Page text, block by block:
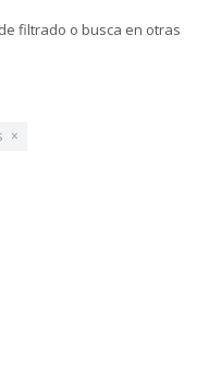
filtrado o busca en otras